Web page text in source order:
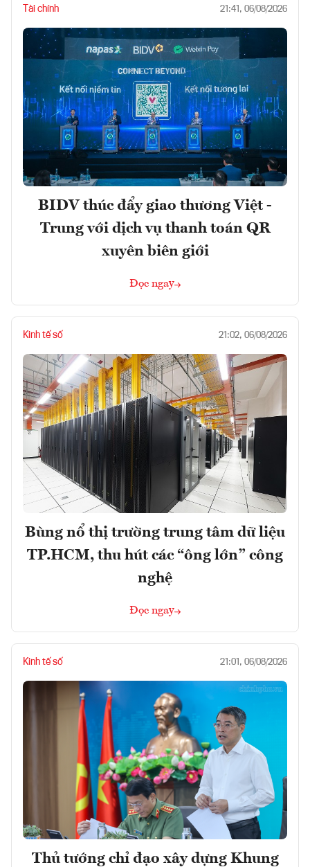
Tài chính 21:41, 06/08/2026
BIDV thúc đẩy giao thương Việt -
Trung với dịch vụ thanh toán QR
xuyên biên giới
Đọc ngay
Kinh tế số 21:02, 06/08/2026
Bùng nổ thị trường trung tâm dữ liệu
TP.HCM, thu hút các “ông lớn” công
nghệ
Đọc ngay
Kinh tế số 21:01, 06/08/2026
Thủ tướng chỉ đạo xây dựng Khung